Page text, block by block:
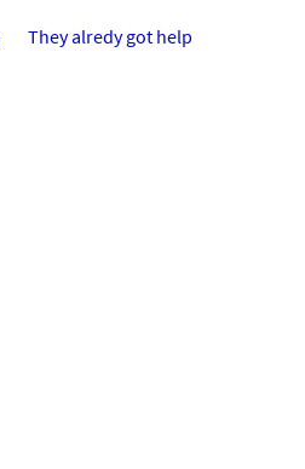
They alredy got help